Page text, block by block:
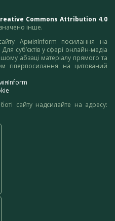
Commons Attribution 4.0
інше.
АрміяInform посилання на
Для суб’єктів у сфері онлайн-медіа
абзаці матеріалу прямого та
гіперпосилання на цитований
сайту надсилайте на адресу: